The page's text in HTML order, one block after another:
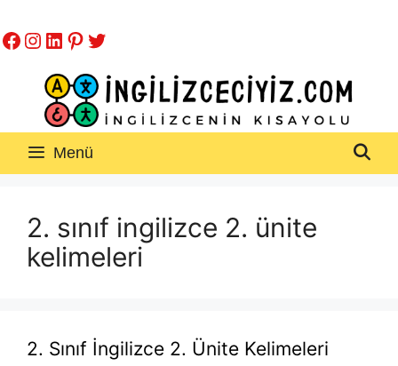
atla
Facebook
Instagram
LinkedIn
Pinterest
Twitter
Menü
2. sınıf ingilizce 2. ünite
kelimeleri
2. Sınıf İngilizce 2. Ünite Kelimeleri